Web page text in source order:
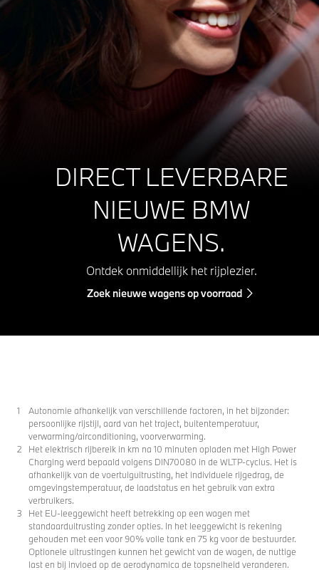
DIRECT LEVERBARE
NIEUWE BMW
WAGENS.
Ontdek onmiddellijk het rijplezier.
Zoek nieuwe wagens op voorraad
Autonomie afhankelijk van verschillende factoren, in het bijzonder:
persoonlijke rijstijl, aard van het traject, buitentemperatuur,
verwarming/airconditioning, voorverwarming.
Het elektrisch rijbereik in km na 10 minuten opladen met High Power
Charging werd bepaald volgens DIN70080 in de WLTP-cyclus. Het is
afhankelijk van de voertuiguitrusting, het individuele rijgedrag, de
omgevingstemperatuur, de laadstatus en het gebruik van extra
verbruikers.
Het EU-leeggewicht heeft betrekking op een wagen met
standaarduitrusting zonder opties. In het leeggewicht is rekening
gehouden met een voor 90% volle tank en 75 kg voor de bestuurder.
Optionele uitrustingen kunnen het gewicht van de wagen, de nuttige
last en bij invloed op de aerodynamica de topsnelheid veranderen.